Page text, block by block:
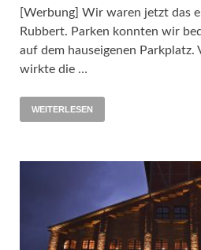
[Werbung] Wir waren jetzt das
Rubbert. Parken konnten wir
auf dem hauseigenen
wirkte die …
WEITERLESEN